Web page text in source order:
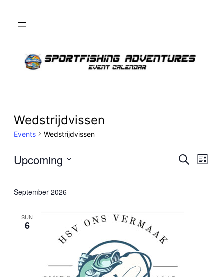
Wedstrijdvissen
Events Wedstrijdvissen
Events Search
List
Upcoming
September 2026
SUN
6